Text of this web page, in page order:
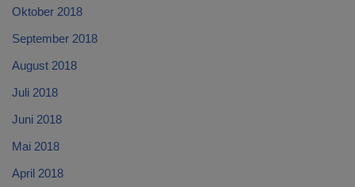
Oktober 2018
September 2018
August 2018
Juli 2018
Juni 2018
Mai 2018
April 2018